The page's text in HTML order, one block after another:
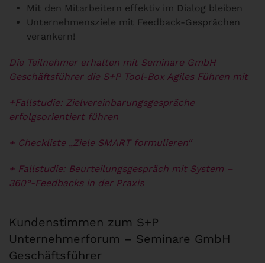
Mit den Mitarbeitern effektiv im Dialog bleiben
Unternehmensziele mit Feedback-Gesprächen
verankern!
Die Teilnehmer erhalten mit Seminare GmbH
Geschäftsführer die S+P Tool-Box Agiles Führen mit
+Fallstudie: Zielvereinbarungsgespräche
erfolgsorientiert führen
+ Checkliste „Ziele SMART formulieren“
+ Fallstudie: Beurteilungsgespräch mit System –
360°-Feedbacks in der Praxis
Kundenstimmen zum S+P
Unternehmerforum – Seminare GmbH
Geschäftsführer